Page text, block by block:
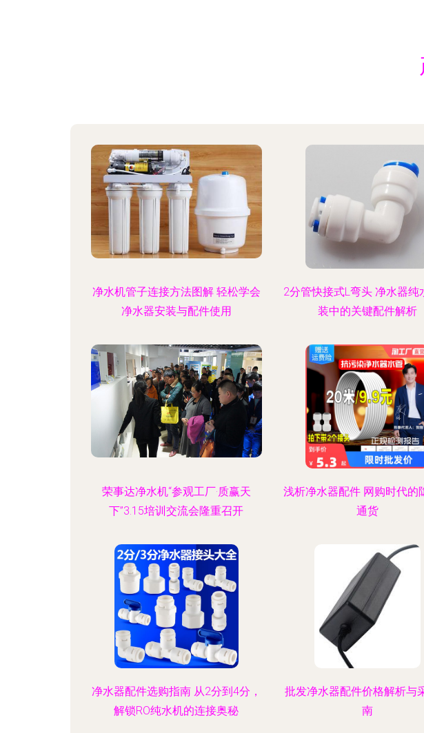
净水机管子连接方法图解 轻松学会
净水器安装与配件使用
2分管快接式L弯头 净水器纯
装中的关键配件解析
荣事达净水机“参观工厂·质赢天
下”3.15培训交流会隆重召开
浅析净水器配件 网购时代的
通货
净水器配件选购指南 从2分到4分，
解锁RO纯水机的连接奥秘
批发净水器配件价格解析与
南